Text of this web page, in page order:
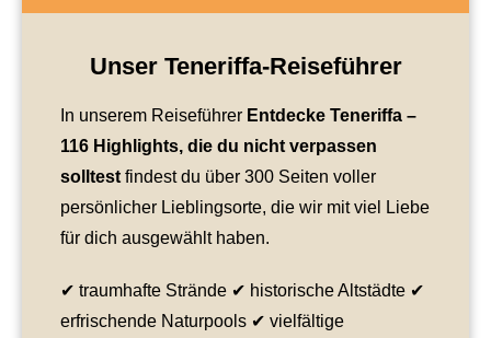
Unser Teneriffa-Reiseführer
In unserem Reiseführer Entdecke Teneriffa –
116 Highlights, die du nicht verpassen
solltest findest du über 300 Seiten voller
persönlicher Lieblingsorte, die wir mit viel Liebe
für dich ausgewählt haben.
✔ traumhafte Strände ✔ historische Altstädte ✔
erfrischende Naturpools ✔ vielfältige